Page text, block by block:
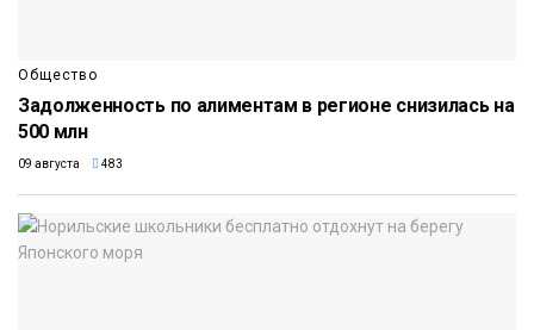
Общество
Задолженность по алиментам в регионе снизилась на
500 млн
09 августа 483